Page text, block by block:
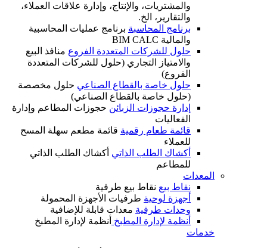
والمشتريات، والإنتاج، وإدارة علاقات العملاء،
والتقارير، الخ.
برنامج المحاسبة برنامج عمليات المحاسبية
والمالية BIM CALC
حلول للشركات المتعددة الفروع منافذ البيع
والامتياز التجاري (حلول للشركات المتعددة
الفروع)
حلول خاصة بالقطاع الصناعي حلول مخصصة
(حلول خاصة بالقطاع الصناعي)
إدارة حجوزات الزبائن حجوزات المطاعم وإدارة
الفعاليات
قائمة طعام رقمية قائمة مطعم سهلة المسح
للعملاء
أكشاك الطلب الذاتي أكشاك الطلب الذاتي
للمطاعم
المعدات
نقاط بيع نقاط بيع طرفية
أجهزة لوحية طرفيات الأجهزة المحمولة
وحدات طرفية معدات قابلة للإضافية
أنظمة لإدارة المطبخ أنظمة لإدارة المطبخ
خدمات